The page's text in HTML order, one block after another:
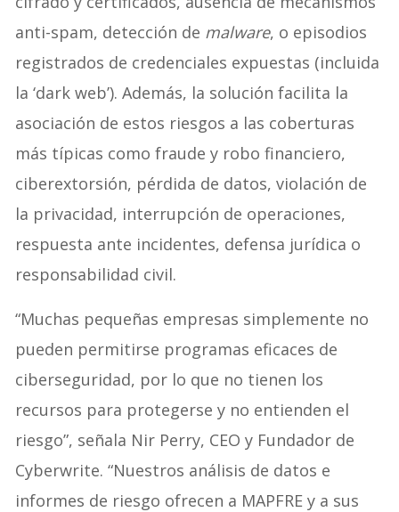
anti-spam, detección de malware, o episodios
registrados de credenciales expuestas (incluida
la ‘dark web’). Además, la solución facilita la
asociación de estos riesgos a las coberturas
más típicas como fraude y robo financiero,
ciberextorsión, pérdida de datos, violación de
la privacidad, interrupción de operaciones,
respuesta ante incidentes, defensa jurídica o
responsabilidad civil.
“Muchas pequeñas empresas simplemente no
pueden permitirse programas eficaces de
ciberseguridad, por lo que no tienen los
recursos para protegerse y no entienden el
riesgo”, señala Nir Perry, CEO y Fundador de
Cyberwrite. “Nuestros análisis de datos e
informes de riesgo ofrecen a MAPFRE y a sus